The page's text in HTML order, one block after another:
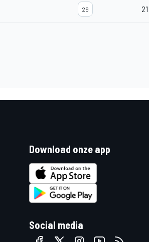
29 21
Download onze app
Social media